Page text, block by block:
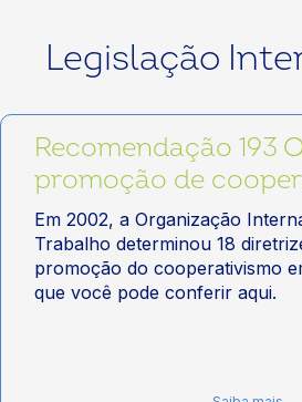
Legislação
Recomendação 193
promoção de
Em 2002, a Organização
Trabalho determinou 18
promoção do cooperativismo
que você pode conferir aqui.